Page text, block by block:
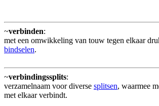
~verbinden:
met een omwikkeling van touw tegen elkaar
bindselen.
~verbindingssplits:
verzamelnaam voor diverse splitsen, waarmee
met elkaar verbindt.